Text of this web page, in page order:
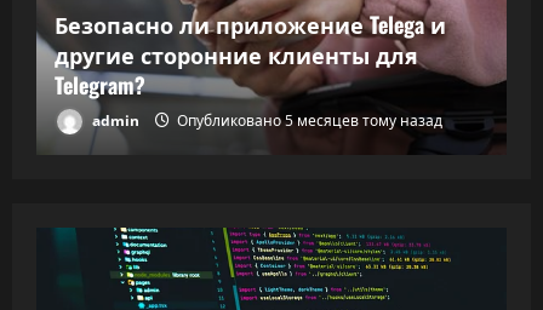
Безопасно ли приложение Telega и
другие сторонние клиенты для
Telegram?
admin Опубликовано 5 месяцев тому назад